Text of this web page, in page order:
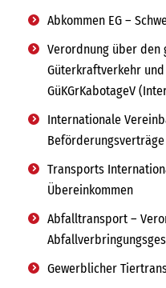
Abkommen EG –
Verordnung über den
Güterkraftverkehr
GüKGrKabotageV
Internationale
Transports
Übereinkommen
Abfalltransport –
Gewerblicher